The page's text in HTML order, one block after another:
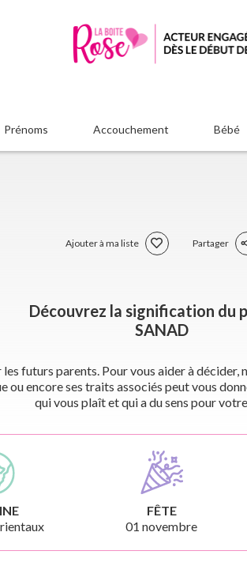
Prénoms Accouchement Bébé
Ajouter à ma liste Partager
Découvrez la signification du
SANAD
futurs parents. Pour vous aider à
encore ses traits associés peut vous
qui vous plaît et qui a du sens pour
FÊTE
01 novembre